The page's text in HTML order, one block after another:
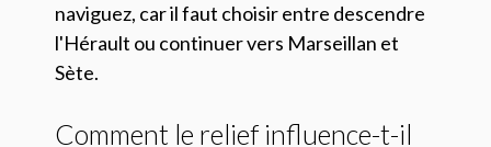
naviguez, car il faut choisir entre descendre
l'Hérault ou continuer vers Marseillan et
Sète.
Comment le relief influence-t-il